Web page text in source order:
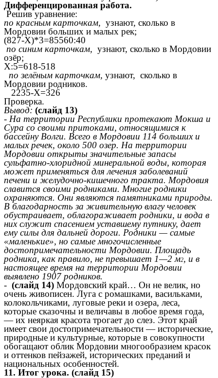
Дифференцированная работа.
Решив уравнение:
по красным карточкам, узнают, сколько в
Мордовии больших и малых рек;
(827-X)*3=85560:40
по синим карточкам, узнают, сколько в Мордовии
озёр;
X:5=618-518
по зелёным карточкам, узнают, сколько в
Мордовии родников.
2235-X=326
Проверка.
Вывод: (слайд 13)
- На территории Республики протекают Мокша и
Сура со своими притоками, относящимися к
бассейну Волги. Всего в Мордовии 114 больших и
малых речек, около 500 озер. На территории
Мордовии открыты значительные запасы
сульфатно-хлоридной минеральной воды, которая
может применяться для лечения заболеваний
печени и желудочно-кишечного тракта. Мордовия
славится своими родниками. Многие родники
охраняются. Они являются памятниками природы.
В благодарность за живительную влагу человек
обустраивает, облагораживает родники, и вода в
них служит спасением уставшему путнику, дает
ему силы для дальней дороги. Родники — самые
«маленькие», но самые многочисленные
достопримечательности Мордовии. Площадь
родника, как правило, не превышает 1—2 м2, и в
настоящее время на территории Мордовии
выявлено 1907 родников.
- (слайд 14) Мордовский край… Он не велик, но
очень живописен. Луга с ромашками, васильками,
колокольчиками, луговые реки и озера, леса,
которые сказочны и величавы в любое время года,
— их неяркая красота трогает до слез. Этот край
имеет свои достопримечательности — исторические,
природные и культурные, которые в совокупности
обогащают облик Мордовии многообразием красок
и оттенков пейзажей, исторических преданий и
национальных особенностей.
11. Итог урока. (слайд 15)